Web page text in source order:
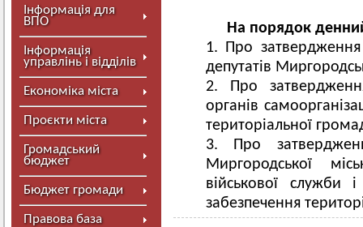
Інформація для
ВПО
Інформація
управлінь і відділів
Економіка міста
Проєкти міста
Громадський
бюджет
Бюджет громади
Правова база
На порядок
Про затвердження
депутатів
Про
органів
територіальної
Про
Миргородської
військової служби
забезпечення